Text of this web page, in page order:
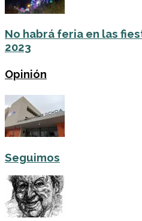
No habrá feria en las
2023
Opinión
Seguimos